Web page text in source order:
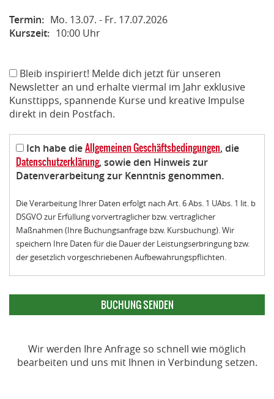
Termin: Mo. 13.07. - Fr. 17.07.2026
Kurszeit: 10:00 Uhr
Bleib inspiriert! Melde dich jetzt für unseren
Newsletter an und erhalte viermal im Jahr exklusive
Kunsttipps, spannende Kurse und kreative Impulse
direkt in dein Postfach.
Ich habe dieAllgemeinen Geschäftsbedingungen, die
Datenschutzerklärung, sowie den Hinweis zur
Datenverarbeitung zur Kenntnis genommen.
Die Verarbeitung Ihrer Daten erfolgt nach Art. 6 Abs. 1 UAbs. 1 lit. b
DSGVO zur Erfüllung vorvertraglicher bzw. vertraglicher
Maßnahmen (Ihre Buchungsanfrage bzw. Kursbuchung). Wir
speichern Ihre Daten für die Dauer der Leistungserbringung bzw.
der gesetzlich vorgeschriebenen Aufbewahrungspflichten.
Wir werden Ihre Anfrage so schnell wie möglich
bearbeiten und uns mit Ihnen in Verbindung setzen.